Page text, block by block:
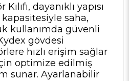
dayanıklı yapısı
saha,
kullanımda güvenli
gövdesi
hızlı erişim sağlar
optimize edilmiş
sunar. Ayarlanabilir